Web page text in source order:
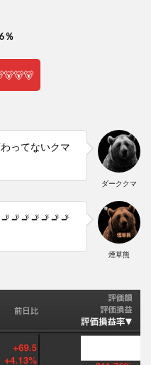
％
ダーククマ
ってないクマ
煙草熊